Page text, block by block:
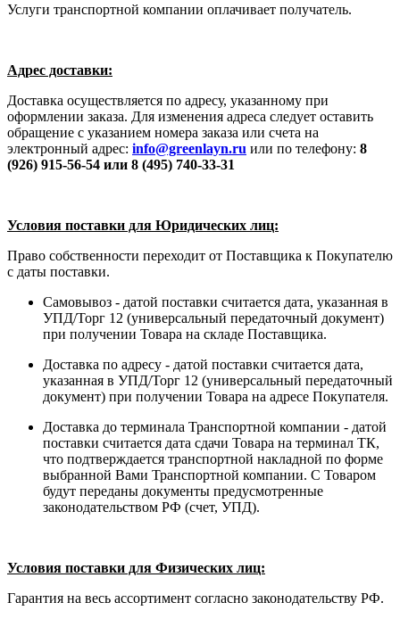
Услуги транспортной компании оплачивает получатель.
Адрес доставки:
Доставка осуществляется по адресу, указанному при
оформлении заказа. Для изменения адреса следует оставить
обращение с указанием номера заказа или счета на
электронный адрес: info@greenlayn.ru или по телефону: 8
(926) 915-56-54 или 8 (495) 740-33-31
Условия поставки для Юридических лиц:
Право собственности переходит от Поставщика к Покупателю
с даты поставки.
Самовывоз - датой поставки считается дата, указанная в
УПД/Торг 12 (универсальный передаточный документ)
при получении Товара на складе Поставщика.
Доставка по адресу - датой поставки считается дата,
указанная в УПД/Торг 12 (универсальный передаточный
документ) при получении Товара на адресе Покупателя.
Доставка до терминала Транспортной компании - датой
поставки считается дата сдачи Товара на терминал ТК,
что подтверждается транспортной накладной по форме
выбранной Вами Транспортной компании. С Товаром
будут переданы документы предусмотренные
законодательством РФ (счет, УПД).
Условия поставки для Физических лиц:
Гарантия на весь ассортимент согласно законодательству РФ.